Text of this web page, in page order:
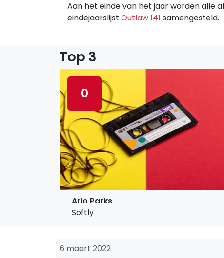
Aan het einde van het jaar worden alle
eindejaarslijst Outlaw 141 samengesteld.
Top 3
0
Arlo Parks
Softly
6 maart 2022